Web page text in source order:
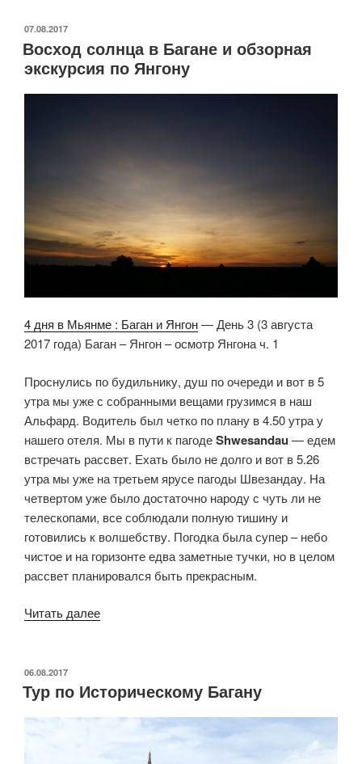
ч.
2»
ОПУБЛИКОВАНО
07.08.2017
Восход солнца в Багане и обзорная
экскурсия по Янгону
4 дня в Мьянме : Баган и Янгон— День 3 (3 августа
2017 года) Баган – Янгон – осмотр Янгона ч. 1
Проснулись по будильнику, душ по очереди и вот в 5
утра мы уже с собранными вещами грузимся в наш
Альфард. Водитель был четко по плану в 4.50 утра у
нашего отеля. Мы в пути к пагодеShwesandau — едем
встречать рассвет. Ехать было не долго и вот в 5.26
утра мы уже на третьем ярусе пагоды Швезандау. На
четвертом уже было достаточно народу с чуть ли не
телескопами, все соблюдали полную тишину и
готовились к волшебству. Погодка была супер – небо
чистое и на горизонте едва заметные тучки, но в целом
рассвет планировался быть прекрасным.
Читать далее«Восход
и
экскурсия
ОПУБЛИКОВАНО
06.08.2017
Тур по Историческому Багану